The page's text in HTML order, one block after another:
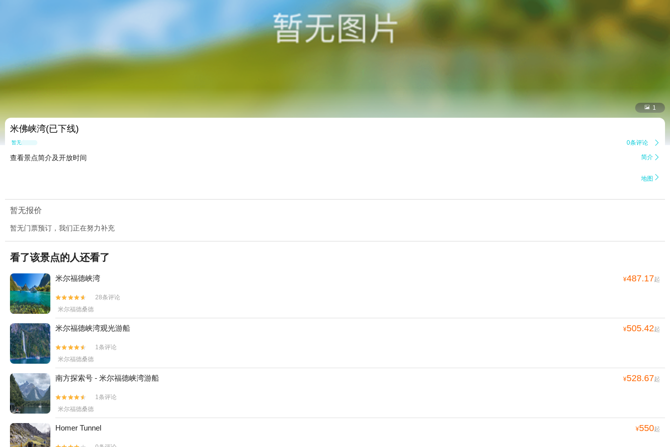
 1
米佛峡湾(已下线)
暂无点评 0条评论 
查看景点简介及开放时间 简介 
地图 
暂无报价
暂无门票预订，我们正在努力补充
看了该景点的人还看了
米尔福德峡湾 ¥487.17起


28条评论
米尔福德桑德
米尔福德峡湾观光游船 ¥505.42起


1条评论
米尔福德桑德
南方探索号 - 米尔福德峡湾游船 ¥528.67起


1条评论
米尔福德桑德
Homer Tunnel ¥550起